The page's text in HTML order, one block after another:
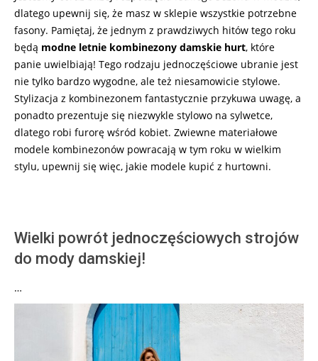
dlatego upewnij się, że masz w sklepie wszystkie potrzebne
fasony. Pamiętaj, że jednym z prawdziwych hitów tego roku
będą modne letnie kombinezony damskie hurt, które
panie uwielbiają! Tego rodzaju jednoczęściowe ubranie jest
nie tylko bardzo wygodne, ale też niesamowicie stylowe.
Stylizacja z kombinezonem fantastycznie przykuwa uwagę, a
ponadto prezentuje się niezwykle stylowo na sylwetce,
dlatego robi furorę wśród kobiet. Zwiewne materiałowe
modele kombinezonów powracają w tym roku w wielkim
stylu, upewnij się więc, jakie modele kupić z hurtowni.
Wielki powrót jednoczęściowych strojów
do mody damskiej!
…